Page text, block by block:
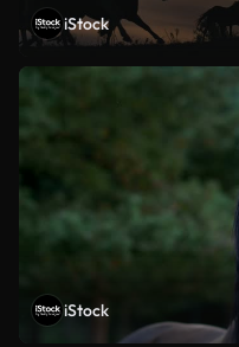
iStock
iStock